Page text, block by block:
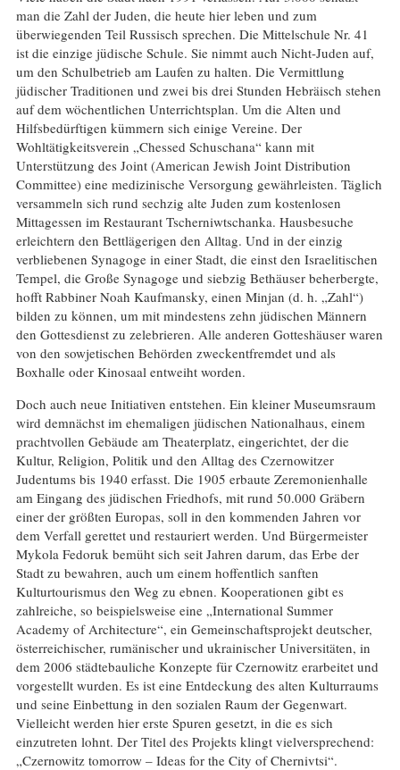
man die Zahl der Juden, die heute hier leben und zum
überwiegenden Teil Russisch sprechen. Die Mittelschule Nr. 41
ist die einzige jüdische Schule. Sie nimmt auch Nicht-Juden auf,
um den Schulbetrieb am Laufen zu halten. Die Vermittlung
jüdischer Traditionen und zwei bis drei Stunden Hebräisch stehen
auf dem wöchentlichen Unterrichtsplan. Um die Alten und
Hilfsbedürftigen kümmern sich einige Vereine. Der
Wohltätigkeitsverein „Chessed Schuschana“ kann mit
Unterstützung des Joint (American Jewish Joint Distribution
Committee) eine medizinische Versorgung gewährleisten. Täglich
versammeln sich rund sechzig alte Juden zum kostenlosen
Mittagessen im Restaurant Tscherniwtschanka. Hausbesuche
erleichtern den Bettlägerigen den Alltag. Und in der einzig
verbliebenen Synagoge in einer Stadt, die einst den Israelitischen
Tempel, die Große Synagoge und siebzig Bethäuser beherbergte,
hofft Rabbiner Noah Kaufmansky, einen Minjan (d. h. „Zahl“)
bilden zu können, um mit mindestens zehn jüdischen Männern
den Gottesdienst zu zelebrieren. Alle anderen Gotteshäuser waren
von den sowjetischen Behörden zweckentfremdet und als
Boxhalle oder Kinosaal entweiht worden.
Doch auch neue Initiativen entstehen. Ein kleiner Museumsraum
wird demnächst im ehemaligen jüdischen Nationalhaus, einem
prachtvollen Gebäude am Theaterplatz, eingerichtet, der die
Kultur, Religion, Politik und den Alltag des Czernowitzer
Judentums bis 1940 erfasst. Die 1905 erbaute Zeremonienhalle
am Eingang des jüdischen Friedhofs, mit rund 50.000 Gräbern
einer der größten Europas, soll in den kommenden Jahren vor
dem Verfall gerettet und restauriert werden. Und Bürgermeister
Mykola Fedoruk bemüht sich seit Jahren darum, das Erbe der
Stadt zu bewahren, auch um einem hoffentlich sanften
Kulturtourismus den Weg zu ebnen. Kooperationen gibt es
zahlreiche, so beispielsweise eine „International Summer
Academy of Architecture“, ein Gemeinschaftsprojekt deutscher,
österreichischer, rumänischer und ukrainischer Universitäten, in
dem 2006 städtebauliche Konzepte für Czernowitz erarbeitet und
vorgestellt wurden. Es ist eine Entdeckung des alten Kulturraums
und seine Einbettung in den sozialen Raum der Gegenwart.
Vielleicht werden hier erste Spuren gesetzt, in die es sich
einzutreten lohnt. Der Titel des Projekts klingt vielversprechend:
„Czernowitz tomorrow – Ideas for the City of Chernivtsi“.